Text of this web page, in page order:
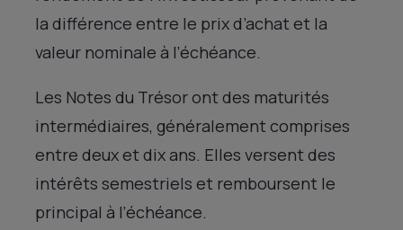
la différence entre le prix d’achat et la
valeur nominale à l’échéance.
Les Notes du Trésor ont des maturités
intermédiaires, généralement comprises
entre deux et dix ans. Elles versent des
intérêts semestriels et remboursent le
principal à l’échéance.